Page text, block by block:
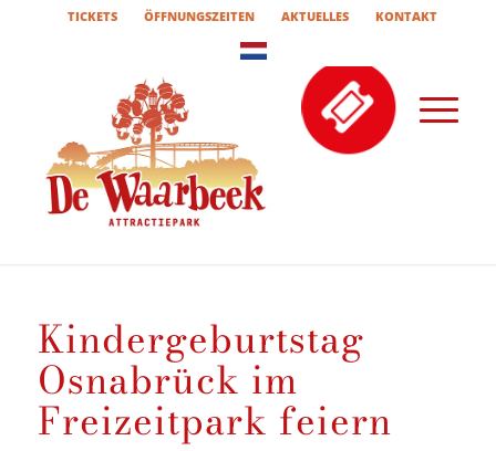
TICKETS ÖFFNUNGSZEITEN AKTUELLES KONTAKT
Kindergeburtstag
Osnabrück im
Freizeitpark feiern